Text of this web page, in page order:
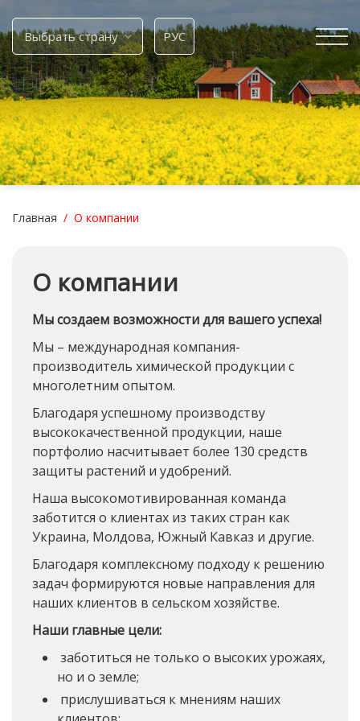
to
content
Выбрать страну РУС
Главная / О компании
О компании
Мы создаем возможности для вашего успеха!
Мы – международная компания-
производитель химической продукции с
многолетним опытом.
Благодаря успешному производству
высококачественной продукции, наше
портфолио насчитывает более 130 средств
защиты растений и удобрений.
Наша высокомотивированная команда
заботится о клиентах из таких стран как
Украина, Молдова, Южный Кавказ и другие.
Благодаря комплексному подходу к решению
задач формируются новые направления для
наших клиентов в сельском хозяйстве.
Наши главные цели:
заботиться не только о высоких урожаях,
но и о земле;
прислушиваться к мнениям наших